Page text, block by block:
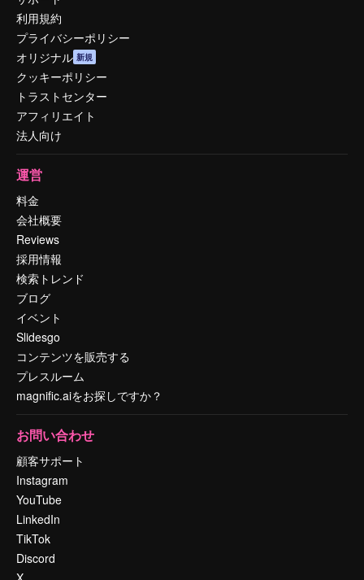
利用規約
プライバシーポリシー
オリジナル 新規
クッキーポリシー
トラストセンター
アフィリエイト
法人向け
運営
料金
会社概要
Reviews
採用情報
検索トレンド
ブログ
イベント
Slidesgo
コンテンツを販売する
プレスルーム
magnific.aiをお探しですか？
お問い合わせ
顧客サポート
Instagram
YouTube
LinkedIn
TikTok
Discord